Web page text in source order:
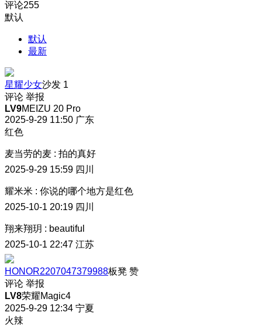
评论255
默认
默认
最新
星耀少女沙发 1
评论 举报
LV9MEIZU 20 Pro
2025-9-29 11:50 广东
红色
麦当劳的麦 : 拍的真好
2025-9-29 15:59 四川
耀米米 : 你说的哪个地方是红色
2025-10-1 20:19 四川
翔来翔玥 : beautiful
2025-10-1 22:47 江苏
HONOR2207047379988板凳 赞
评论 举报
LV8荣耀Magic4
2025-9-29 12:34 宁夏
火辣